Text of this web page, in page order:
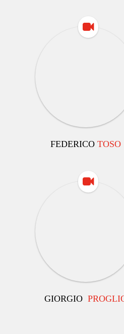
FEDERICO TOSO
GIORGIO